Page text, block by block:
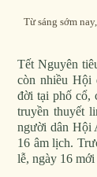
Từ sáng sớm
Tết Nguyên
còn nhiều Hội
đời tại phố cổ,
truyền thuyết
người dân Hội
16 âm lịch.
lễ, ngày 16